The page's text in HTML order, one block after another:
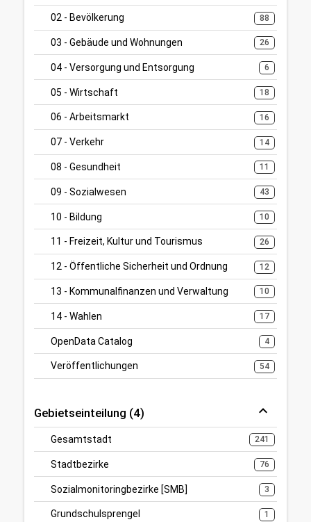
02 - Bevölkerung 88
03 - Gebäude und Wohnungen 26
04 - Versorgung und Entsorgung 6
05 - Wirtschaft 18
06 - Arbeitsmarkt 16
07 - Verkehr 14
08 - Gesundheit 11
09 - Sozialwesen 43
10 - Bildung 10
11 - Freizeit, Kultur und Tourismus 26
12 - Öffentliche Sicherheit und Ordnung 12
13 - Kommunalfinanzen und Verwaltung 10
14 - Wahlen 17
OpenData Catalog 4
Veröffentlichungen 54
Gebietseinteilung (4)
Gesamtstadt 241
Stadtbezirke 76
Sozialmonitoringbezirke [SMB] 3
Grundschulsprengel 1